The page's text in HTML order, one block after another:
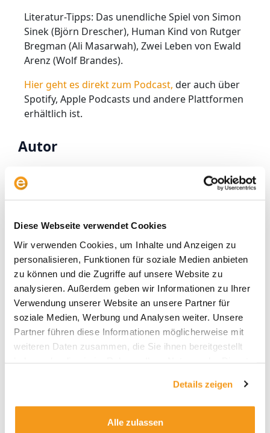
Diese Webseite verwendet Cookies
Wir verwenden Cookies, um Inhalte und Anzeigen zu
personalisieren, Funktionen für soziale Medien anbieten
zu können und die Zugriffe auf unsere Website zu
analysieren. Außerdem geben wir Informationen zu Ihrer
Verwendung unserer Website an unsere Partner für
soziale Medien, Werbung und Analysen weiter. Unsere
Partner führen diese Informationen möglicherweise mit
weiteren Daten zusammen, die Sie ihnen bereitgestellt
Details zeigen
Alle zulassen
Literatur-Tipps: Das unendliche Spiel von Simon
Sinek (Björn Drescher), Human Kind von Rutger
Bregman (Ali Masarwah), Zwei Leben von Ewald
Arenz (Wolf Brandes).
Hier geht es direkt zum Podcast, der auch über
Spotify, Apple Podcasts und andere Plattformen
erhältlich ist.
Autor
Ali Masarwah
Ali Masarwah ist Fondsanalyst und
Geschäftsführer von envestor. Er
beschäftigt sich seit über 20 Jahren mit
Fonds und ETFs, zuletzt als Analyst beim
Research-Haus Morningstar.
JETZT CASHBACK BERECHNEN